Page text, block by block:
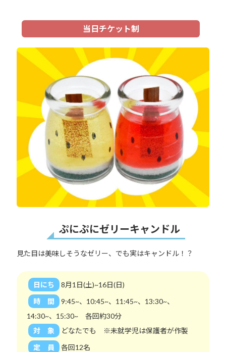
当日チケット制
ぷにぷにゼリーキャンドル
見た目は美味しそうなゼリー、でも実はキャンドル！？
日にち
8月1日(土)~16日(日)
時 間
9:45~、10:45~、11:45~、13:30~、
14:30~、15:30~ 各回約30分
対 象
どなたでも ※未就学児は保護者が作製
定 員
各回12名